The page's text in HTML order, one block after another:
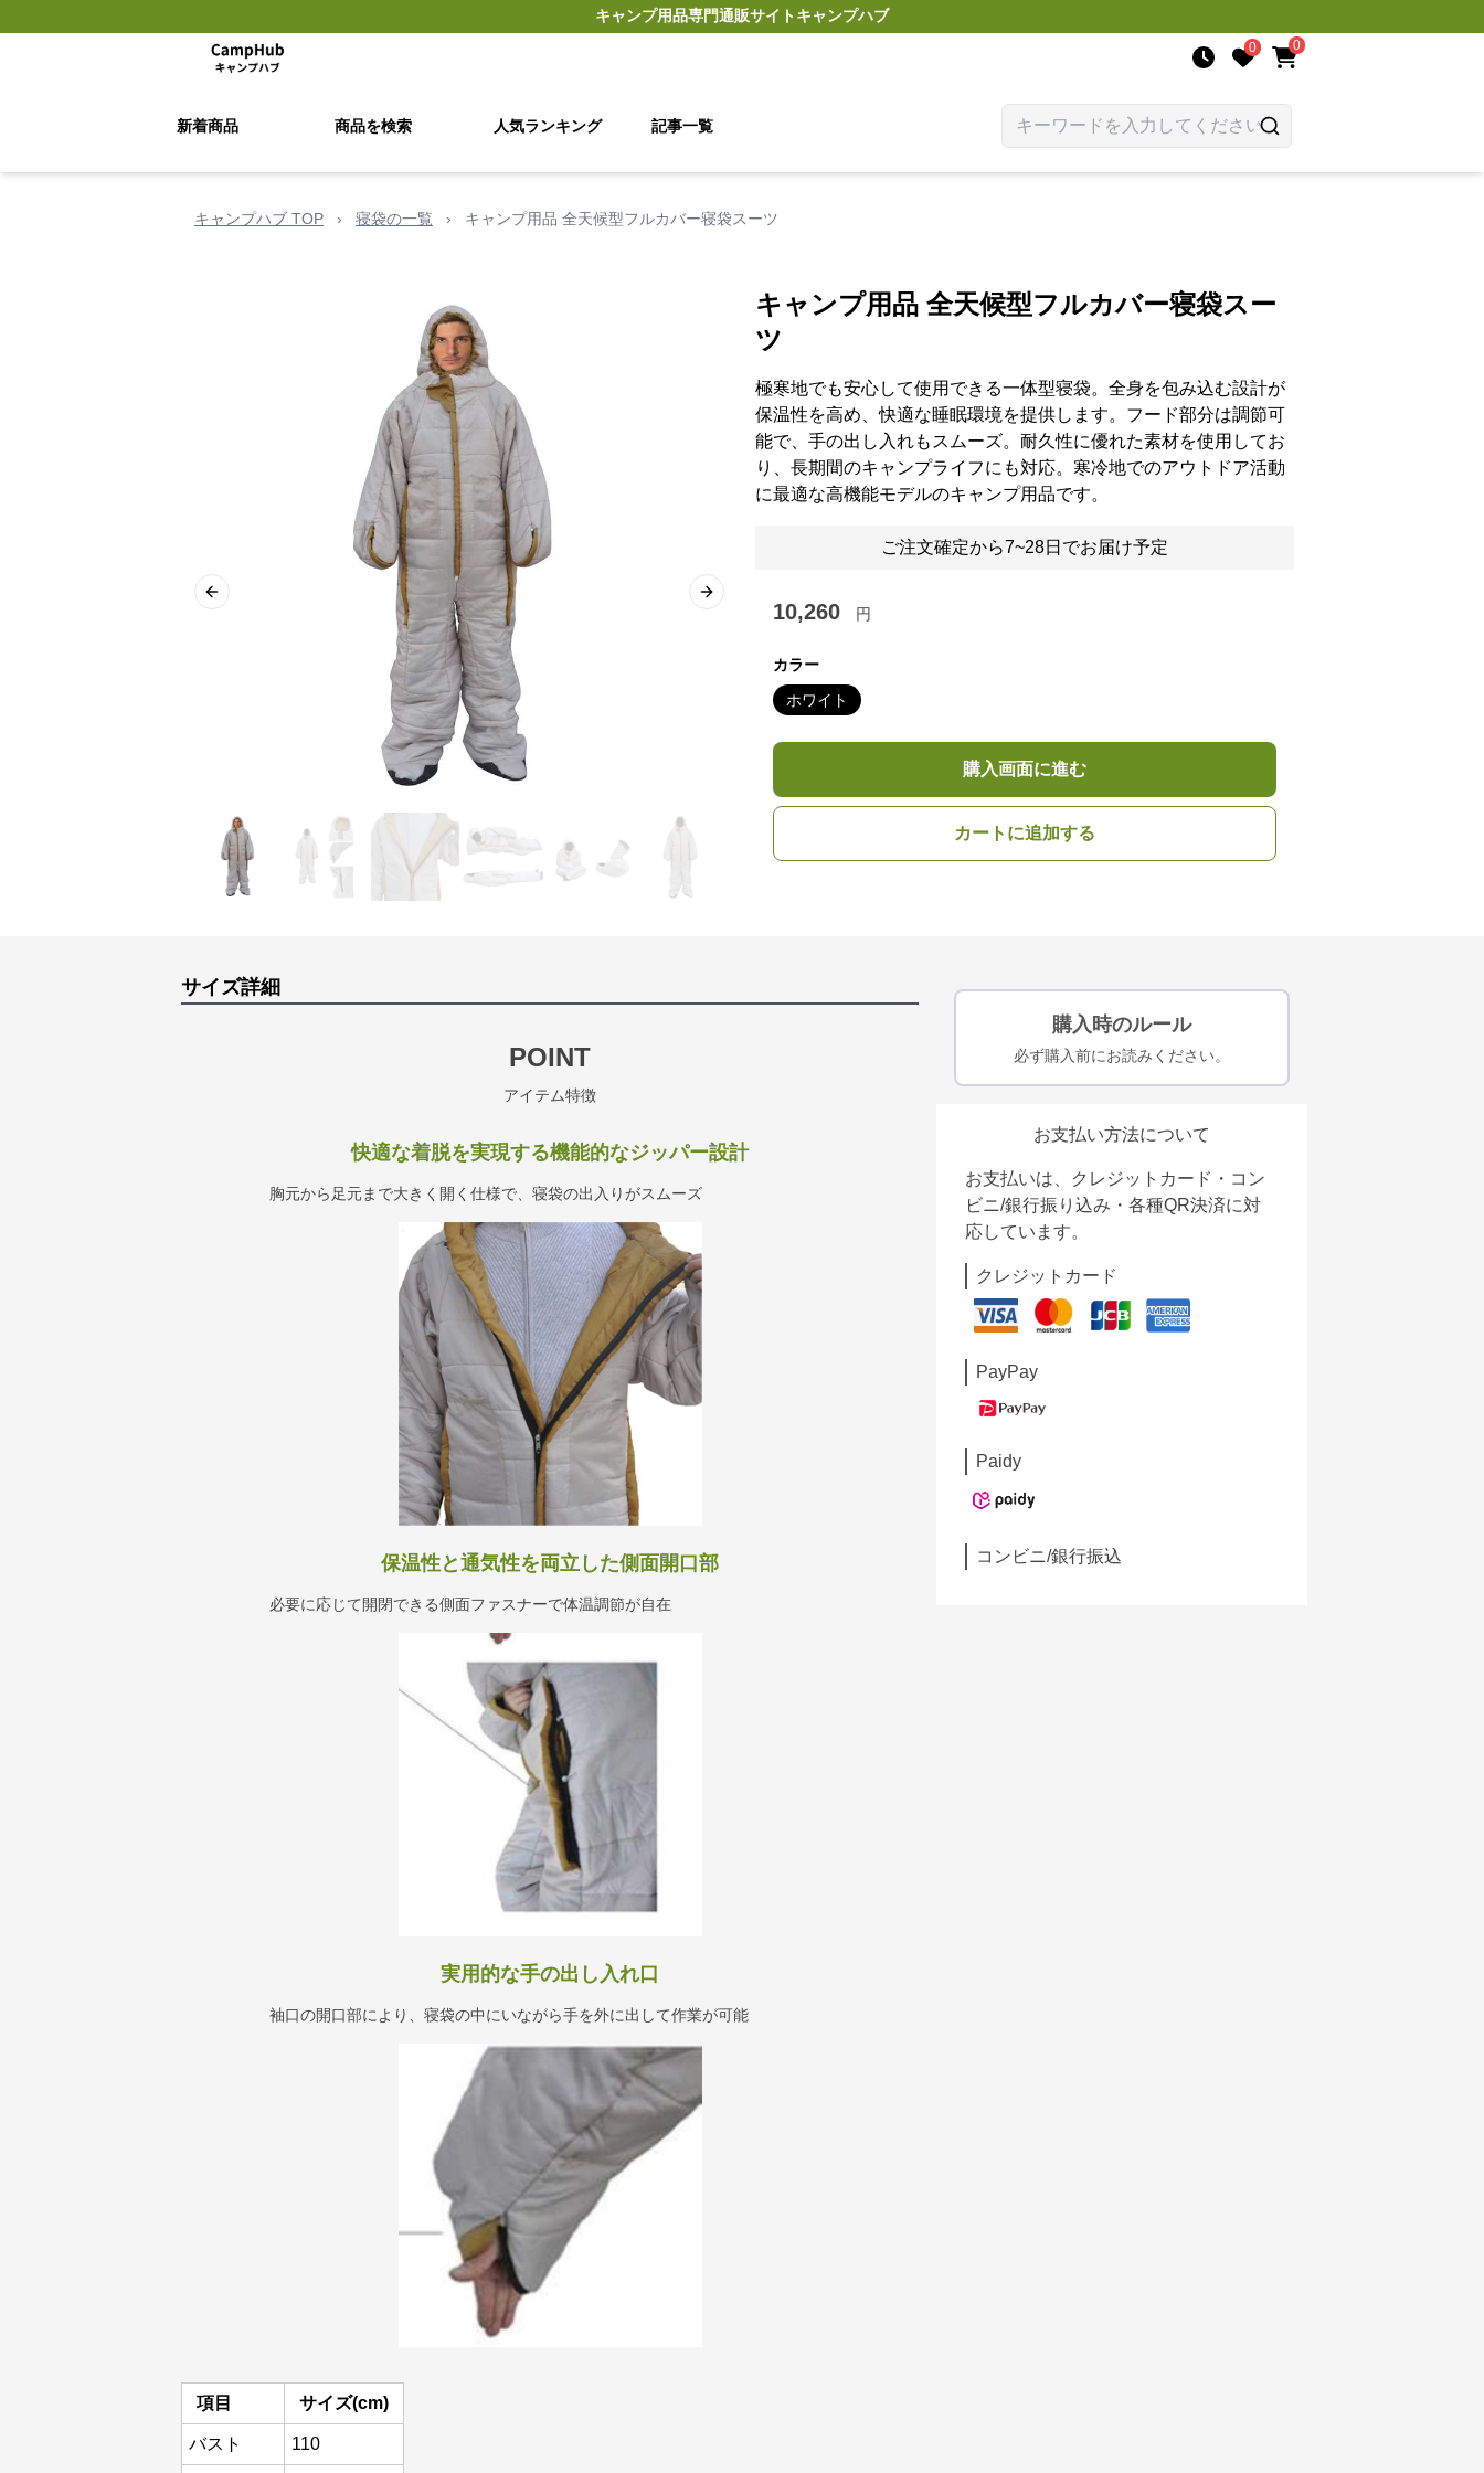
キャンプ用品専門通販サイトキャンプハブ
0 0
新着商品 商品を検索 人気ランキング 記事一覧
キャンプハブ TOP › 寝袋の一覧 › キャンプ用品 全天候型フルカバー寝袋スーツ
Previous slide Next slide
キャンプ用品 全天候型フルカバー寝袋スー
ツ
極寒地でも安心して使用できる一体型寝袋。全身を包み込む設計が
保温性を高め、快適な睡眠環境を提供します。フード部分は調節可
能で、手の出し入れもスムーズ。耐久性に優れた素材を使用してお
り、長期間のキャンプライフにも対応。寒冷地でのアウトドア活動
に最適な高機能モデルのキャンプ用品です。
ご注文確定から7~28日でお届け予定
10,260 円
カラー
ホワイト
購入画面に進む
カートに追加する
サイズ詳細
POINT
アイテム特徴
快適な着脱を実現する機能的なジッパー設計
胸元から足元まで大きく開く仕様で、寝袋の出入りがスムーズ
保温性と通気性を両立した側面開口部
必要に応じて開閉できる側面ファスナーで体温調節が自在
実用的な手の出し入れ口
袖口の開口部により、寝袋の中にいながら手を外に出して作業が可能
項目 サイズ(cm)
バスト 110
購入時のルール
必ず購入前にお読みください。
お支払い方法について
お支払いは、クレジットカード・コン
ビニ/銀行振り込み・各種QR決済に対
応しています。
クレジットカード
PayPay
Paidy
コンビニ/銀行振込